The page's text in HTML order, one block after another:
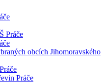
Práče
obcích Jihomoravského
Práče